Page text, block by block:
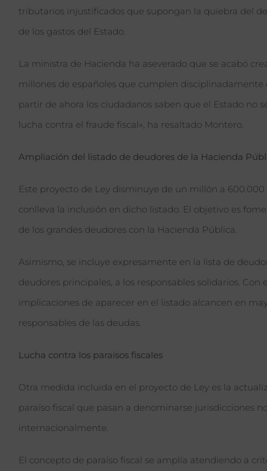
tributarios injustificados que supongan la quiebra del
de los gastos del Estado.
La ministra de Hacienda ha aseverado que se acabó
millones de españoles que cumplen disciplinadamente
partir de ahora los ciudadanos saben que el Estado no
lucha contra el fraude fiscal», ha resaltado Montero.
Ampliación del listado de deudores de la Hacienda
Este proyecto de Ley disminuye de un millón a
conlleva la inclusión en dicho listado. El objetivo es
de los grandes deudores con la Hacienda Pública.
Asimismo, se incluye expresamente en la lista de
deudores principales, a los responsables solidarios. Con
implicaciones de aparecer en el listado alcancen en
responsables de las deudas.
Lucha contra los paraísos fiscales
Otra medida incluida en el proyecto de Ley es la
paraíso fiscal que pasan a denominarse jurisdicciones
internacionalmente.
El concepto de paraíso fiscal se amplía atendiendo a